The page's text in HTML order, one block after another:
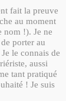
fait la preuve
au moment
nom !). Je ne
porter au
le connais de
aussi
tant pratiqué
! Je suis